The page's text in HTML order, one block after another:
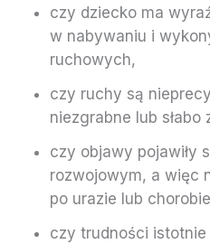
czy dziecko ma
w nabywaniu i
ruchowych,
czy ruchy są
niezgrabne lub słabo
czy objawy pojawiły
rozwojowym, a więc
po urazie lub
czy trudności